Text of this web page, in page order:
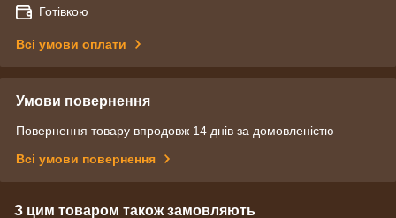
Готівкою
Всі умови оплати
Умови повернення
Повернення товару впродовж 14 днів за домовленістю
Всі умови повернення
З цим товаром також замовляють